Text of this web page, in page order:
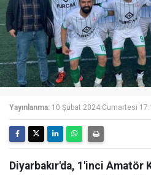
Yayınlanma: 10 Şubat 2024 Cumartesi
Diyarbakır'da, 1'inci Amatör